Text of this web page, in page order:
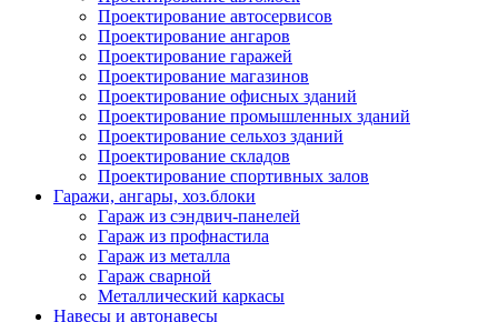
Проектирование автосервисов
Проектирование ангаров
Проектирование гаражей
Проектирование магазинов
Проектирование офисных зданий
Проектирование промышленных зданий
Проектирование сельхоз зданий
Проектирование складов
Проектирование спортивных залов
Гаражи, ангары, хоз.блоки
Гараж из сэндвич-панелей
Гараж из профнастила
Гараж из металла
Гараж сварной
Металлический каркасы
Навесы и автонавесы